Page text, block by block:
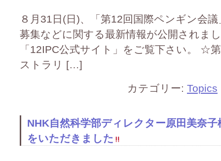
８月31日(日)、「第12回国際ペンギン会
募集などに関する最新情報が公開されま
「12IPC公式サイト」をご覧下さい。 ☆
ストラリ […]
カテゴリー: Topics
NHK自然科学部ディレクター原田美奈
をいただきました